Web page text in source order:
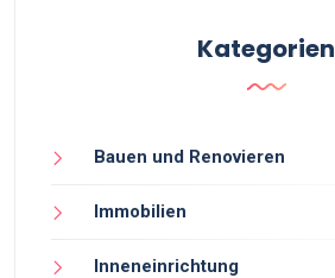
Kategorien
Bauen und Renovieren
Immobilien
Inneneinrichtung